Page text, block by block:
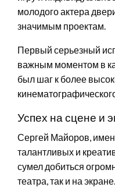
молодого актера
значимым проектам.
Первый серьезный
важным моментом в
был шаг к более
Успех на сцене и
Сергей Майоров,
талантливых и
сумел добиться
театра, так и на экране.